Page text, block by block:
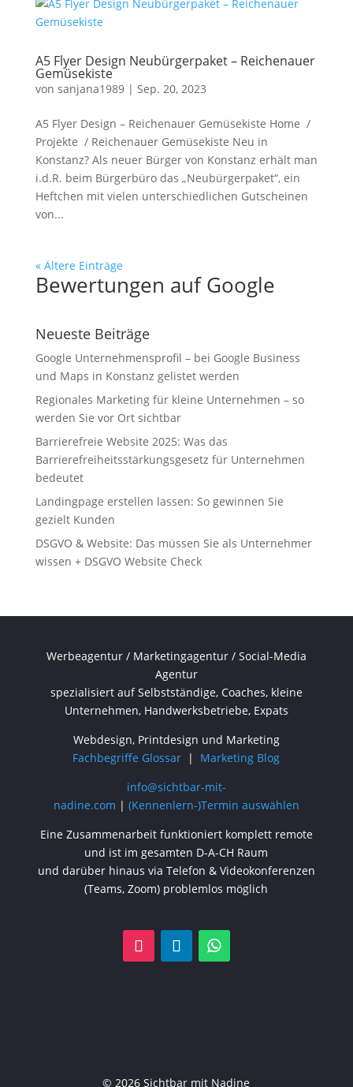
A5 Flyer Design Neubürgerpaket – Reichenauer
Gemüsekiste
von sanjana1989| Sep. 20, 2023
A5 Flyer Design – Reichenauer Gemüsekiste Home /
Projekte / Reichenauer Gemüsekiste Neu in
Konstanz? Als neuer Bürger von Konstanz erhält man
i.d.R. beim Bürgerbüro das „Neubürgerpaket“, ein
Heftchen mit vielen unterschiedlichen Gutscheinen
von...
« Ältere Einträge
Bewertungen auf Google
Neueste Beiträge
Google Unternehmensprofil – bei Google Business
und Maps in Konstanz gelistet werden
Regionales Marketing für kleine Unternehmen – so
werden Sie vor Ort sichtbar
Barrierefreie Website 2025: Was das
Barrierefreiheitsstärkungsgesetz für Unternehmen
bedeutet
Landingpage erstellen lassen: So gewinnen Sie
gezielt Kunden
DSGVO & Website: Das müssen Sie als Unternehmer
wissen + DSGVO Website Check
Werbeagentur / Marketingagentur / Social-Media
Agentur
spezialisiert auf Selbstständige, Coaches, kleine
Unternehmen, Handwerksbetriebe, Expats
Webdesign, Printdesign und Marketing
Fachbegriffe Glossar | Marketing Blog
info@sichtbar-mit-
nadine.com | (Kennenlern-)Termin auswählen
Eine Zusammenarbeit funktioniert komplett remote
und ist im gesamten D-A-CH Raum
und darüber hinaus via Telefon & Videokonferenzen
(Teams, Zoom) problemlos möglich
© 2026 Sichtbar mit Nadine